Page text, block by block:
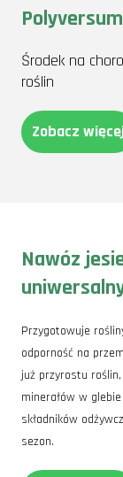
Środek na
roślin
Zobacz
Nawóz
Przygotowuje
odporność na
już przyrostu
minerałów w
składników
sezon.